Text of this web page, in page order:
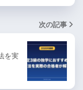
次の記事
を実